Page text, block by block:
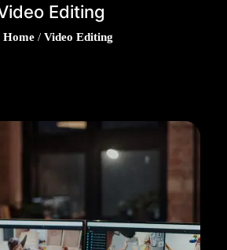
Editing
Home / Video Editing